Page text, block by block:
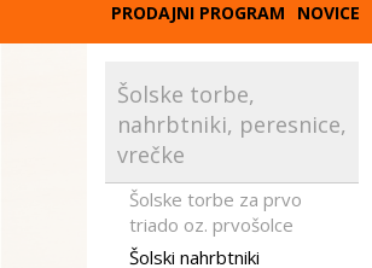
PRODAJNI PROGRAM NOVICE
Šolske torbe,
nahrbtniki, peresnice,
vrečke
Šolske torbe za prvo
triado oz. prvošolce
Šolski nahrbtniki